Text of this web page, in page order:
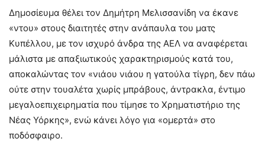
Δημοσίευμα θέλει τον Δημήτρη Μελισσανίδη να έκανε
«ντου» στους διαιτητές στην ανάπαυλα του ματς
Κυπέλλου, με τον ισχυρό άνδρα της ΑΕΛ να αναφέρεται
μάλιστα με απαξιωτικούς χαρακτηρισμούς κατά του,
αποκαλώντας τον «νιάου νιάου η γατούλα τίγρη, δεν πάω
ούτε στην τουαλέτα χωρίς μπράβους, άντρακλα, έντιμο
μεγαλοεπιχειρηματία που τίμησε το Χρηματιστήριο της
Νέας Υόρκης», ενώ κάνει λόγο για «ομερτά» στο
ποδόσφαιρο.